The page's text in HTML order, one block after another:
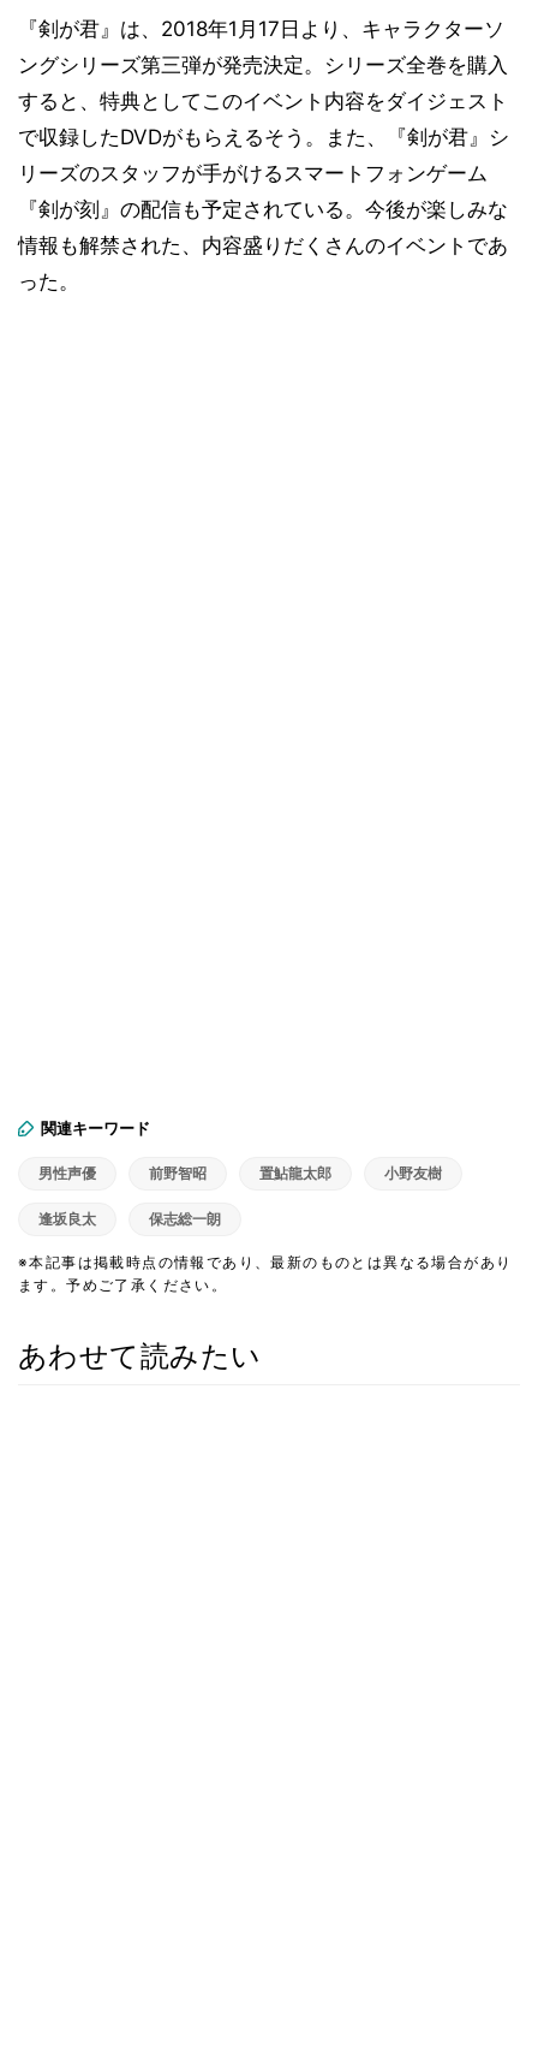
『剣が君』は、2018年1月17日より、キャラクターソ
ングシリーズ第三弾が発売決定。シリーズ全巻を購入
すると、特典としてこのイベント内容をダイジェスト
で収録したDVDがもらえるそう。また、『剣が君』シ
リーズのスタッフが手がけるスマートフォンゲーム
『剣が刻』の配信も予定されている。今後が楽しみな
情報も解禁された、内容盛りだくさんのイベントであ
った。
関連キーワード
男性声優 前野智昭 置鮎龍太郎 小野友樹
逢坂良太 保志総一朗
※本記事は掲載時点の情報であり、最新のものとは異なる場合があり
ます。予めご了承ください。
あわせて読みたい